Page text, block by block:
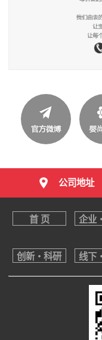
公司地址
首 页 企业
创新・科研 线下